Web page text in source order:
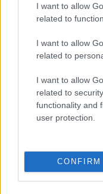
I want to allow
related to
I want to allow
related to
I want to allow
related to
functionality and
user protection.
CONFIRM
Belföld